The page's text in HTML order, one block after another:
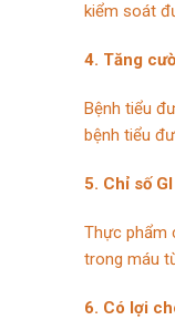
kiểm soát
4. Tăng
Bệnh tiểu
bệnh tiểu
5. Chỉ số
Thực phẩm
trong máu
6. Có lợi